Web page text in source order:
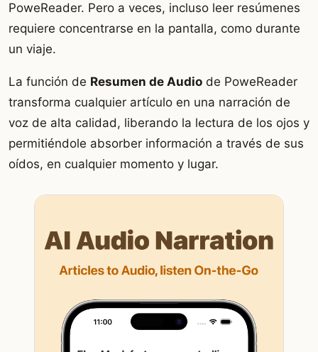
PoweReader. Pero a veces, incluso leer resúmenes
requiere concentrarse en la pantalla, como durante
un viaje.
La función de Resumen de Audio de PoweReader
transforma cualquier artículo en una narración de
voz de alta calidad, liberando la lectura de los ojos y
permitiéndole absorber información a través de sus
oídos, en cualquier momento y lugar.